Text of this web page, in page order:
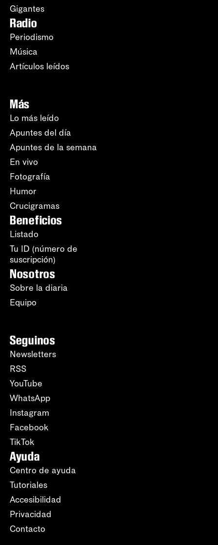
Gigantes
Radio
Periodismo
Música
Artículos leídos
Más
Lo más leído
Apuntes del día
Apuntes de la semana
En vivo
Fotografía
Humor
Crucigramas
Beneficios
Listado
Tu ID (número de
suscripción)
Nosotros
Sobre la diaria
Equipo
Seguinos
Newsletters
RSS
YouTube
WhatsApp
Instagram
Facebook
TikTok
Ayuda
Centro de ayuda
Tutoriales
Accesibilidad
Privacidad
Contacto